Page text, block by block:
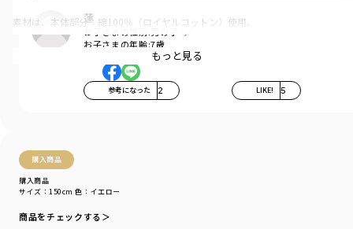
蓮
お子さまの年齢:7歳
参考になった 2 LIKE! 5
購入商品
購入商品
サイズ：150cm 色：イエロー
商品をチェックする＞
素材は、本体部分：綿100％（ロイヤルコットン）使用。
「吸汗性」にすぐれ「肌ざわりが良い」生地を使用しています。
お名前ネームが付いているので、おさがりの時はお名前を
書いた面をカットして使える仕様になっています。
NB（ネイビー）：ルカリオ
GY（グレー）：モンスターボール
もっと見る